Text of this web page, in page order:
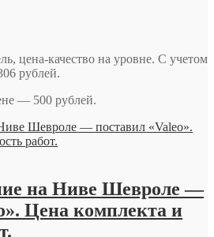
цена-качество на уровне. С учетом
рублей.
— 500 рублей.
на Ниве Шевроле —
Цена комплекта и